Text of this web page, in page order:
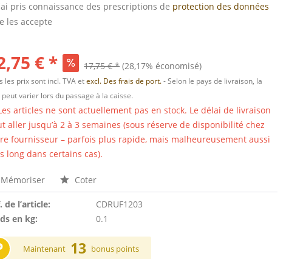
pris connaissance des prescriptions de protection des données
les accepte
€ * 17,75 € * (28,17% économisé)
les prix sont incl. TVA etexcl. Des frais de port.- Selon le pays de livraison, la
peut varier lors du passage à la caisse.
articles ne sont actuellement pas en stock. Le délai de livraison
aller jusqu’à 2 à 3 semaines (sous réserve de disponibilité chez
fournisseur – parfois plus rapide, mais malheureusement aussi
long dans certains cas).
Mémoriser Coter
de l’article:
CDRUF1203
en kg:
0.1
Maintenant 13 bonus points